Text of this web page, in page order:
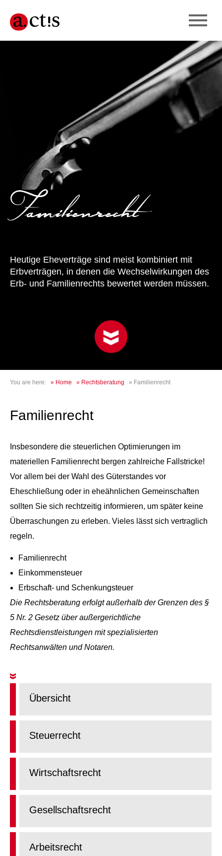
Familienrecht
Heutige Eheverträge sind meist kombiniert mit
Erbverträgen, in denen die Wechselwirkungen des
Erb- und Familienrechts bewertet werden müssen.
You are here: » Home » Rechtsberatung » Familienrecht
Familienrecht
Insbesondere die steuerlichen Optimierungen im
materiellen Familienrecht bergen zahlreiche Fallstricke!
Vor allem bei der Wahl des Güterstandes vor
Eheschließung oder in eheähnlichen Gemeinschaften
sollten Sie sich rechtzeitig informieren, um später keine
Überraschungen zu erleben. Vieles lässt sich vertraglich
regeln.
Familienrecht
Einkommensteuer
Erbschaft- und Schenkungsteuer
Die Rechtsberatung erfolgt außerhalb der Grenzen des §
5 Nr. 2 Gesetz über außergerichtliche
Rechtsdienstleistungen mit spezialisierten
Rechtsanwälten und Notaren.
Übersicht
Steuerrecht
Wirtschaftsrecht
Gesellschaftsrecht
Arbeitsrecht